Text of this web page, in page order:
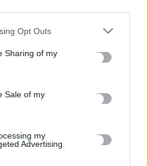
Opt Outs
Sharing of my
Sale of my
my
Advertising.
το αδειοδωρόσημο στους